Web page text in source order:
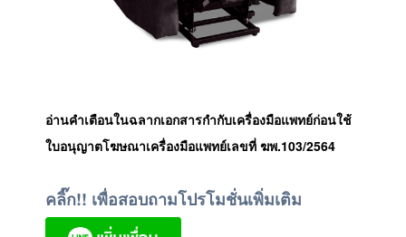
อ่านคำเตือนในฉลากเอกสารกำกับเครื่องมือแพทย์ก่อนใช้
ใบอนุญาตโฆษณาเครื่องมือแพทย์เลขที่ ฆพ.103/2564
คลิ๊ก!! เพื่อสอบถามโปรโมชั่นเพิ่มเติม